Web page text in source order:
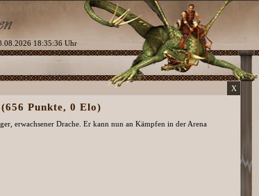
18:35:36 Uhr
X
Punkte, 0 Elo)
erwachsener Drache. Er kann nun an Kämpfen in der Arena